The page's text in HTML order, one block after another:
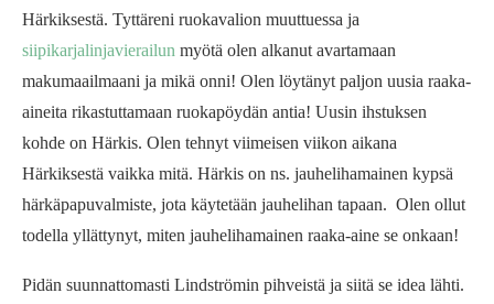
Härkiksestä. Tyttäreni ruokavalion muuttuessa ja
siipikarjalinjavierailun myötä olen alkanut avartamaan
makumaailmaani ja mikä onni! Olen löytänyt paljon uusia raaka-
aineita rikastuttamaan ruokapöydän antia! Uusin ihstuksen
kohde on Härkis. Olen tehnyt viimeisen viikon aikana
Härkiksestä vaikka mitä. Härkis on ns. jauhelihamainen kypsä
härkäpapuvalmiste, jota käytetään jauhelihan tapaan. Olen ollut
todella yllättynyt, miten jauhelihamainen raaka-aine se onkaan!
Pidän suunnattomasti Lindströmin pihveistä ja siitä se idea lähti.